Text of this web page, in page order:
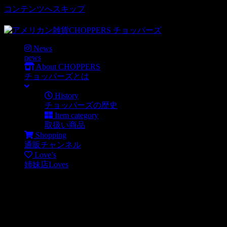
コンテンツへスキップ
News
news
About CHOPPERS
チョッパーズとは
History
チョッパーズの歴史
Item category
取扱い商品
Shopping
通販チャンネル
Love’s
姉妹店Loves